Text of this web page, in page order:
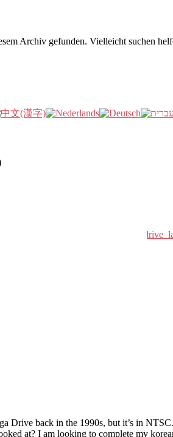
Archiv gefunden. Vielleicht suchen
Drive back in the 1990s, but it’s in NTSC.
at? I am looking to complete my